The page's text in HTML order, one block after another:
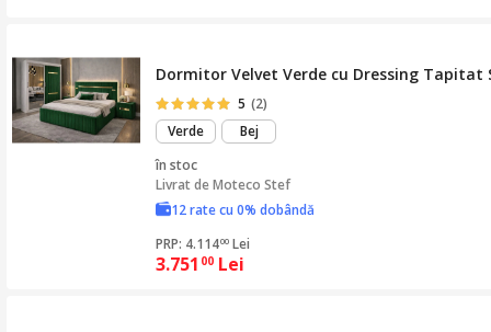
Dormitor Velvet Verde cu Dressing
5 (2)
Verde
Bej
în stoc
Livrat deMoteco Stef
12 rate cu 0% dobândă
PRP: 4.11400 Lei
3.751 00 Lei